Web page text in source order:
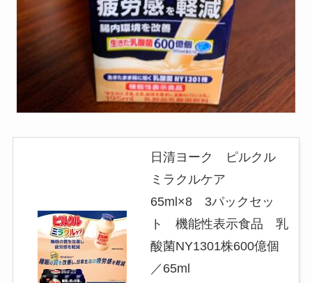
日清ヨーク ピルクル
ミラクルケア
65ml×8 3パックセッ
ト 機能性表示食品 乳
酸菌NY1301株600億個
／65ml